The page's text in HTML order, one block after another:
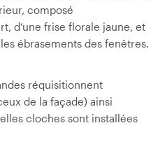
composé
d’une frise florale jaune, et
ébrasements des fenêtres.
réquisitionnent
de la façade) ainsi
cloches sont installées